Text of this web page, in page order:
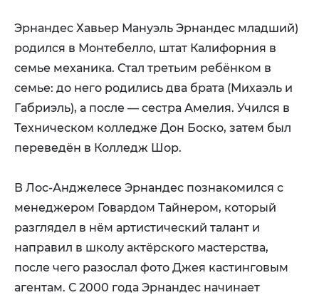
Эрнандес Хавьер Мануэль Эрнандес младший)
родился в Монтебелло, штат Калифорния в
семье механика. Стал третьим ребёнком в
семье: до него родились два брата (Михаэль и
Габриэль), а после — сестра Амелия. Учился в
Техническом колледже Дон Боско, затем был
переведён в Колледж Шор.
В Лос-Анджелесе Эрнандес познакомился с
менеджером Говардом Тайнером, который
разглядел в нём артистический талант и
направил в школу актёрского мастерства,
после чего разослал фото Джея кастинговым
агентам. С 2000 года Эрнандес начинает